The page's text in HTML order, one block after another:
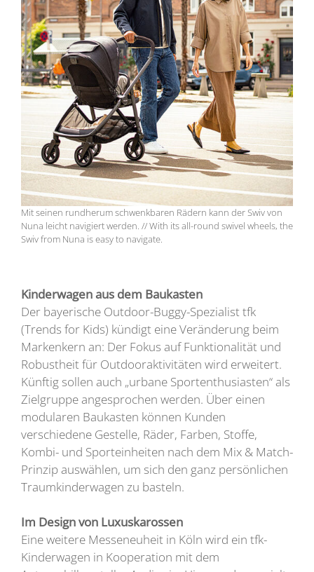
Mit seinen rundherum schwenkbaren Rädern kann der Swiv von
Nuna leicht navigiert werden. // With its all-round swivel wheels, the
Swiv from Nuna is easy to navigate.
Kinderwagen aus dem Baukasten
Der bayerische Outdoor-Buggy-Spezialist tfk
(Trends for Kids) kündigt eine Veränderung beim
Markenkern an: Der Fokus auf Funktionalität und
Robustheit für Outdooraktivitäten wird erweitert.
Künftig sollen auch „urbane Sportenthusiasten“ als
Zielgruppe angesprochen werden. Über einen
modularen Baukasten können Kunden
verschiedene Gestelle, Räder, Farben, Stoffe,
Kombi- und Sporteinheiten nach dem Mix & Match-
Prinzip auswählen, um sich den ganz persönlichen
Traumkinderwagen zu basteln.
Im Design von Luxuskarossen
Eine weitere Messeneuheit in Köln wird ein tfk-
Kinderwagen in Kooperation mit dem